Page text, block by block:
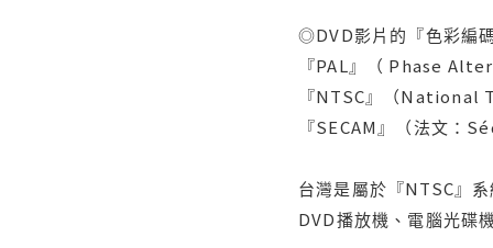
◎DVD影片的『色彩編
『PAL』（ Phase
『NTSC』（National
『SECAM』（法文：
台灣是屬於『NTSC』
DVD播放機、電腦光碟